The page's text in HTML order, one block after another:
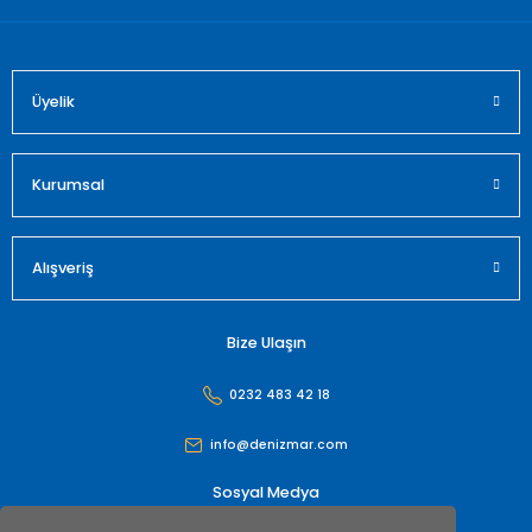
Üyelik
Kurumsal
Alışveriş
Bize Ulaşın
0232 483 42 18
info@denizmar.com
Sosyal Medya